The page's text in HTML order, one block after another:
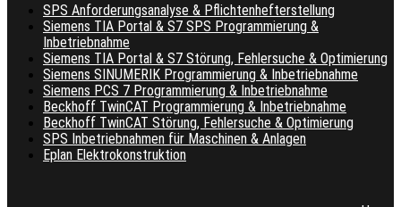
SPS Anforderungsanalyse & Pflichtenhefterstellung
Siemens TIA Portal & S7 SPS Programmierung &
Inbetriebnahme
Siemens TIA Portal & S7 Störung, Fehlersuche & Optimierung
Siemens SINUMERIK Programmierung & Inbetriebnahme
Siemens PCS 7 Programmierung & Inbetriebnahme
Beckhoff TwinCAT Programmierung & Inbetriebnahme
Beckhoff TwinCAT Störung, Fehlersuche & Optimierung
SPS Inbetriebnahmen für Maschinen & Anlagen
Eplan Elektrokonstruktion